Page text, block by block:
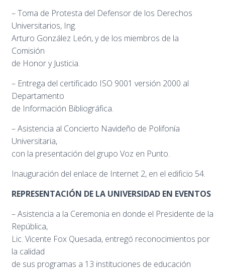
– Toma de Protesta del Defensor de los Derechos
Universitarios, Ing.
Arturo González León, y de los miembros de la
Comisión
de Honor y Justicia.
– Entrega del certificado ISO 9001 versión 2000 al
Departamento
de Información Bibliográfica.
– Asistencia al Concierto Navideño de Polifonía
Universitaria,
con la presentación del grupo Voz en Punto.
Inauguración del enlace de Internet 2, en el edificio 54.
REPRESENTACIÓN DE LA UNIVERSIDAD EN EVENTOS
– Asistencia a la Ceremonia en donde el Presidente de la
República,
Lic. Vicente Fox Quesada, entregó reconocimientos por
la calidad
de sus programas a 13 instituciones de educación